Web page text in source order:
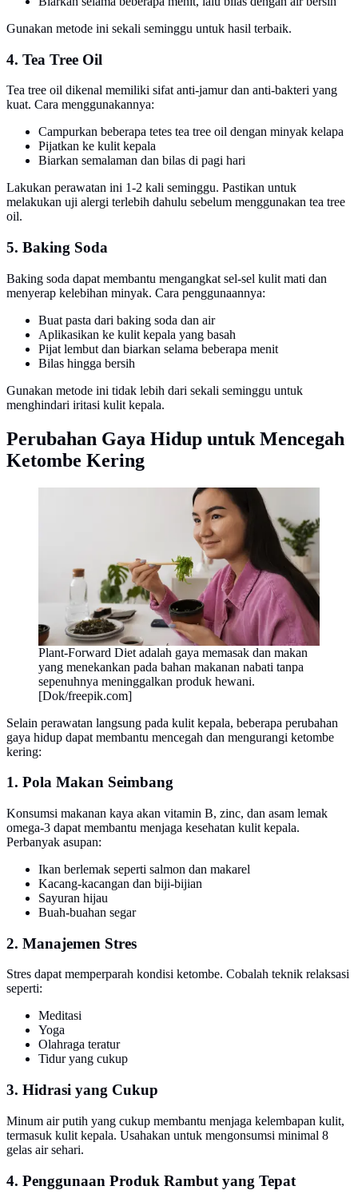
Gunakan metode ini sekali seminggu untuk hasil terbaik.
4. Tea Tree Oil
Tea tree oil dikenal memiliki sifat anti-jamur dan anti-bakteri yang
kuat. Cara menggunakannya:
Campurkan beberapa tetes tea tree oil dengan minyak kelapa
Pijatkan ke kulit kepala
Biarkan semalaman dan bilas di pagi hari
Lakukan perawatan ini 1-2 kali seminggu. Pastikan untuk
melakukan uji alergi terlebih dahulu sebelum menggunakan tea tree
oil.
5. Baking Soda
Baking soda dapat membantu mengangkat sel-sel kulit mati dan
menyerap kelebihan minyak. Cara penggunaannya:
Buat pasta dari baking soda dan air
Aplikasikan ke kulit kepala yang basah
Pijat lembut dan biarkan selama beberapa menit
Bilas hingga bersih
Gunakan metode ini tidak lebih dari sekali seminggu untuk
menghindari iritasi kulit kepala.
Perubahan Gaya Hidup untuk Mencegah
Ketombe Kering
Plant-Forward Diet adalah gaya memasak dan makan
yang menekankan pada bahan makanan nabati tanpa
sepenuhnya meninggalkan produk hewani.
[Dok/freepik.com]
Selain perawatan langsung pada kulit kepala, beberapa perubahan
gaya hidup dapat membantu mencegah dan mengurangi ketombe
kering:
1. Pola Makan Seimbang
Konsumsi makanan kaya akan vitamin B, zinc, dan asam lemak
omega-3 dapat membantu menjaga kesehatan kulit kepala.
Perbanyak asupan:
Ikan berlemak seperti salmon dan makarel
Kacang-kacangan dan biji-bijian
Sayuran hijau
Buah-buahan segar
2. Manajemen Stres
Stres dapat memperparah kondisi ketombe. Cobalah teknik relaksasi
seperti:
Meditasi
Yoga
Olahraga teratur
Tidur yang cukup
3. Hidrasi yang Cukup
Minum air putih yang cukup membantu menjaga kelembapan kulit,
termasuk kulit kepala. Usahakan untuk mengonsumsi minimal 8
gelas air sehari.
4. Penggunaan Produk Rambut yang Tepat